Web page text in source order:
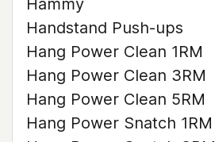
Hammy
Handstand Push-ups
Hang Power Clean 1RM
Hang Power Clean 3RM
Hang Power Clean 5RM
Hang Power Snatch 1RM